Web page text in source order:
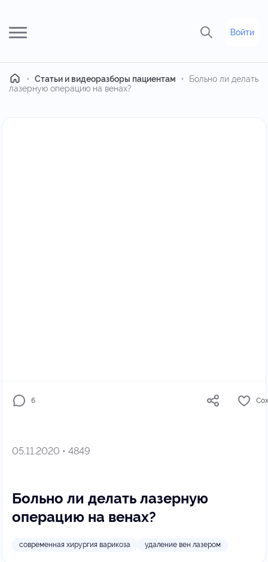
Войти
ГлавнаяСтатьи и видеоразборы пациентам
Больно ли делать
лазерную операцию на венах?
05.11.2020 • 4849
6
Больно ли делать лазерную
операцию на венах?
современная хирургия варикоза удаление вен лазером